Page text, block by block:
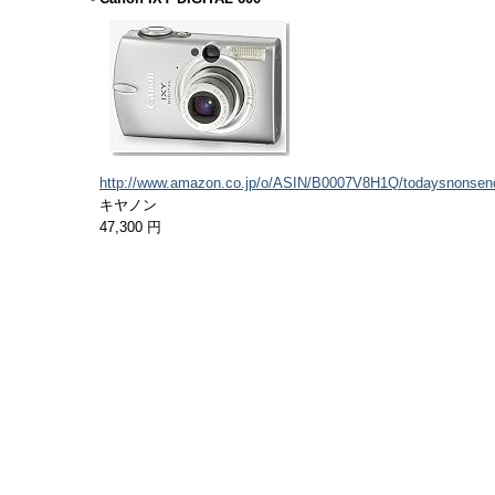
http://www.amazon.co.jp/o/ASIN/B0007V8H1Q/
キヤノン
47,300 円